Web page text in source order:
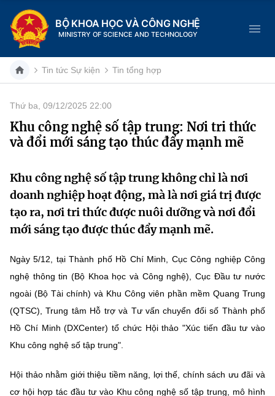
BỘ KHOA HỌC VÀ CÔNG NGHỆ
MINISTRY OF SCIENCE AND TECHNOLOGY
Danh mục
Trang chủ
Giới thiệu
Chức năng nhiệm vụ
Cơ cấu tổ chức
Lịch sử phát triển
Sở Khoa học và Công nghệ
Tin tức sự kiện
Khoa học và Công nghệ
Đổi mới sáng tạo
Chuyển đổi số
Bưu chính, Viễn thông
Sở hữu trí tuệ
Dịch vụ công
Hệ thống văn bản
Văn bản QPPL
Lấy ý kiến người dân về dự thảo VBQPPL
MST IOFFICE
THỐNG KÊ
Khoa học và Công nghệ
Đổi mới sáng tạo
Multimedia
THƯ ĐIỆN TỬ
Tin tức Sự kiện Tin tổng hợp
Thứ ba, 09/12/2025 22:00
Khu công nghệ số tập trung: Nơi tri thức
và đổi mới sáng tạo thúc đẩy mạnh mẽ
Khu công nghệ số tập trung không chỉ là nơi
doanh nghiệp hoạt động, mà là nơi giá trị được
tạo ra, nơi tri thức được nuôi dưỡng và nơi đổi
mới sáng tạo được thúc đẩy mạnh mẽ.
Ngày 5/12, tại Thành phố Hồ Chí Minh, Cục Công nghiệp Công
nghệ thông tin (Bộ Khoa học và Công nghệ), Cục Đầu tư nước
ngoài (Bộ Tài chính) và Khu Công viên phần mềm Quang Trung
(QTSC), Trung tâm Hỗ trợ và Tư vấn chuyển đổi số Thành phố
Hồ Chí Minh (DXCenter) tổ chức Hội thảo "Xúc tiến đầu tư vào
Khu công nghệ số tập trung".
Hội thảo nhằm giới thiệu tiềm năng, lợi thế, chính sách ưu đãi và
cơ hội hợp tác đầu tư vào Khu công nghệ số tập trung, mô hình